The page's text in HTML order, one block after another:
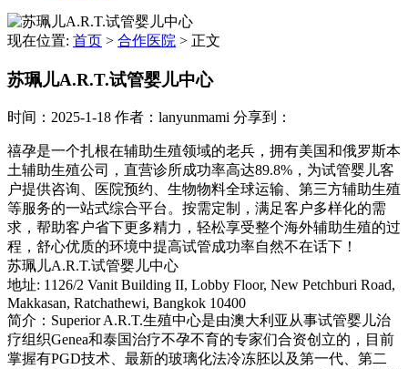
现在位置: 首页 > 合作医院 > 正文
苏珮儿A.R.T.试管婴儿中心
时间：2025-1-18 作者：lanyunmami 分享到：
禧孕是一个扎根在辅助生殖领域的老兵，拥有美国和俄罗斯本
土辅助生殖公司，直营诊所成功率高达89.8%，为试管婴儿客
户提供咨询、医院预约、生物物料全球运输、第三方辅助生殖
等服务的一站式综合平台。按需定制，满足客户多样化的需
求，帮助客户省下更多精力，轻松享受整个海外辅助生殖的过
程，舒心优质的环境中提高试管成功率自然不在话下！
苏珮儿A.R.T.试管婴儿中心
地址: 1126/2 Vanit Building II, Lobby Floor, New Petchburi Road,
Makkasan, Ratchathewi, Bangkok 10400
简介：Superior A.R.T.生殖中心是由澳大利亚从事试管婴儿治
疗组织Genea和泰国治疗不孕不育的专家们合资创立的，目前
掌握有PGD技术、最新的玻璃化法冷冻胚以及第一代、第二